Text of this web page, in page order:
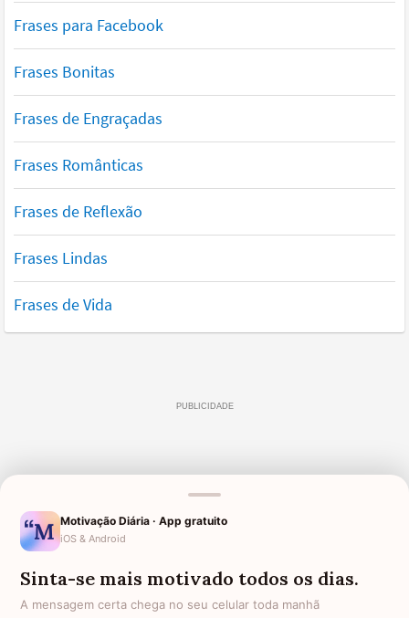
Frases para Facebook
Frases Bonitas
Frases de Engraçadas
Frases Românticas
Frases de Reflexão
Frases Lindas
Frases de Vida
Motivação Diária · App gratuito
iOS & Android
Sinta-se mais motivado todos os dias.
A mensagem certa chega no seu celular toda manhã